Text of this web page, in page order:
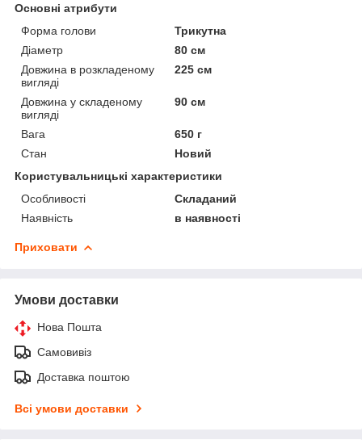
Основні атрибути
Форма голови
Трикутна
Діаметр
80 см
Довжина в розкладеному
вигляді
225 см
Довжина у складеному
вигляді
90 см
Вага
650 г
Стан
Новий
Користувальницькі характеристики
Особливості
Складаний
Наявність
в наявності
Приховати
Умови доставки
Нова Пошта
Самовивіз
Доставка поштою
Всі умови доставки